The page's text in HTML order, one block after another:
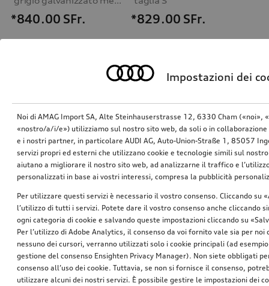
*840.00 SFr. *829.00 SFr.
*769.00SFr.
nero brillante, 310 l
*759.00SFr.
Impostazioni dei
Noi di AMAG Import SA, Alte Steinhauserstrasse 12, 6330 Cham («noi»,
«nostro/a/i/e») utilizziamo sul nostro sito web, da soli o in
e i nostri partner, in particolare AUDI AG, Auto-Union-Straße 1, 85057
servizi propri ed esterni che utilizzano cookie e tecnologie simili sul
aiutano a migliorare il nostro sito web, ad analizzarne il traffico e
personalizzati in base ai vostri interessi, compresa la pubblicità
Per utilizzare questi servizi è necessario il vostro consenso. Cliccando
l’utilizzo di tutti i servizi. Potete dare il vostro consenso anche cliccando
ogni categoria di cookie e salvando queste impostazioni cliccando su
Per l’utilizzo di Adobe Analytics, il consenso da voi fornito vale sia per noi
nessuno dei cursori, verranno utilizzati solo i cookie principali (ad
gestione del consenso Ensighten Privacy Manager). Non siete obbligati
consenso all’uso dei cookie. Tuttavia, se non si fornisce il consenso,
utilizzare alcuni dei nostri servizi. È possibile gestire le impostazioni dei